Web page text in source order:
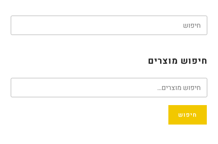
חיפוש מוצרים
חיפוש